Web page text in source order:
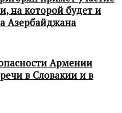
на которой будет и
Азербайджана
Армении
в Словакии и в